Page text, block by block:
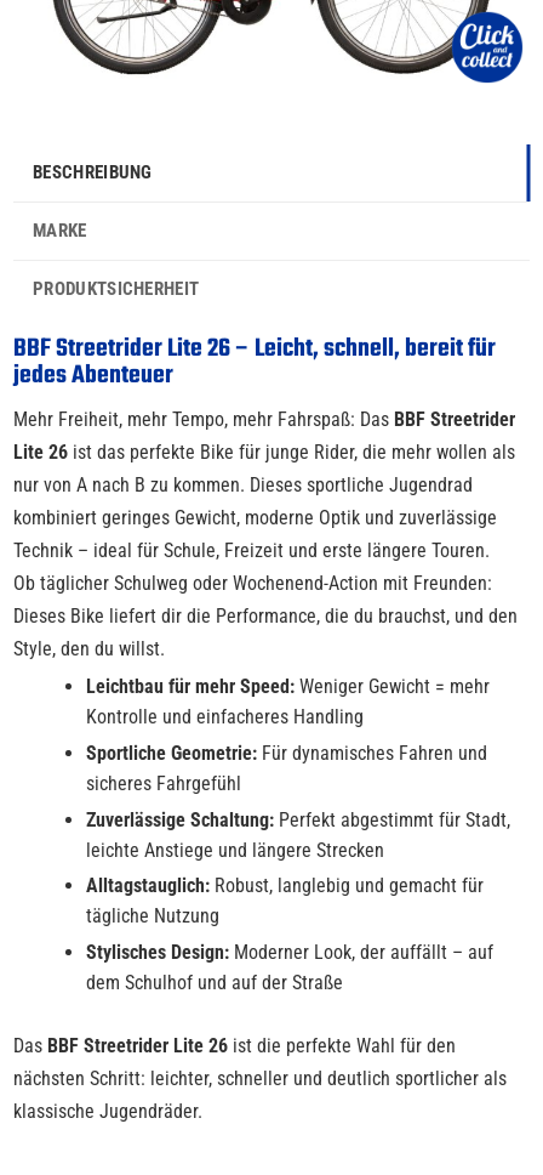
BESCHREIBUNG
MARKE
PRODUKTSICHERHEIT
BBF Streetrider Lite 26 – Leicht, schnell, bereit für
jedes Abenteuer
Mehr Freiheit, mehr Tempo, mehr Fahrspaß: Das BBF Streetrider
Lite 26 ist das perfekte Bike für junge Rider, die mehr wollen als
nur von A nach B zu kommen. Dieses sportliche Jugendrad
kombiniert geringes Gewicht, moderne Optik und zuverlässige
Technik – ideal für Schule, Freizeit und erste längere Touren.
Ob täglicher Schulweg oder Wochenend-Action mit Freunden:
Dieses Bike liefert dir die Performance, die du brauchst, und den
Style, den du willst.
Leichtbau für mehr Speed:Weniger Gewicht = mehr
Kontrolle und einfacheres Handling
Sportliche Geometrie:Für dynamisches Fahren und
sicheres Fahrgefühl
Zuverlässige Schaltung:Perfekt abgestimmt für Stadt,
leichte Anstiege und längere Strecken
Alltagstauglich:Robust, langlebig und gemacht für
tägliche Nutzung
Stylisches Design:Moderner Look, der auffällt – auf
dem Schulhof und auf der Straße
Das BBF Streetrider Lite 26 ist die perfekte Wahl für den
nächsten Schritt: leichter, schneller und deutlich sportlicher als
klassische Jugendräder.